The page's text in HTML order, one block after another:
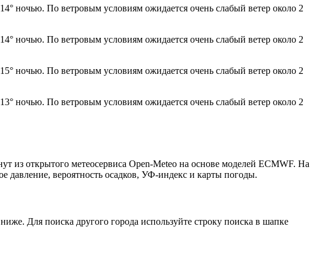
ночью. По ветровым условиям ожидается очень слабый ветер около 2
ночью. По ветровым условиям ожидается очень слабый ветер около 2
ночью. По ветровым условиям ожидается очень слабый ветер около 2
ночью. По ветровым условиям ожидается очень слабый ветер около 2
из открытого метеосервиса Open-Meteo на основе моделей ECMWF. На
давление, вероятность осадков, УФ-индекс и карты погоды.
Для поиска другого города используйте строку поиска в шапке